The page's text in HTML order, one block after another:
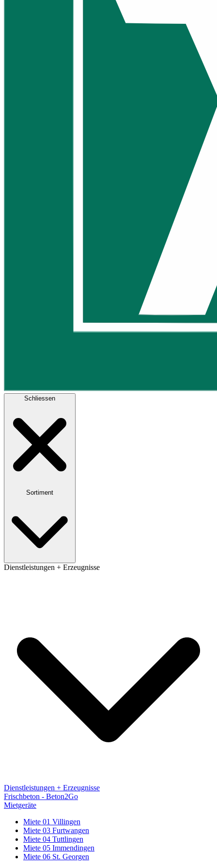
Schliessen
Sortiment
Dienstleistungen + Erzeugnisse
Dienstleistungen + Erzeugnisse
Frischbeton - Beton2Go
Mietgeräte
Miete 01 Villingen
Miete 03 Furtwangen
Miete 04 Tuttlingen
Miete 05 Immendingen
Miete 06 St. Georgen